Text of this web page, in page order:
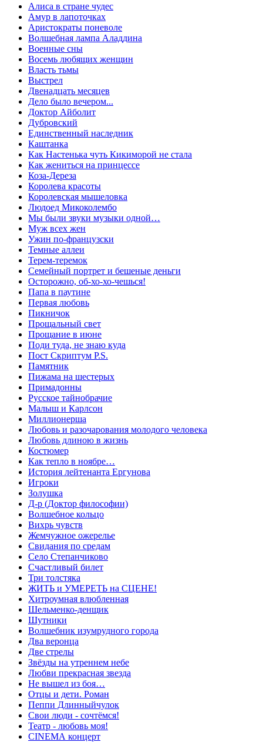
Алиса в стране чудес
Амур в лапоточках
Аристократы поневоле
Волшебная лампа Аладдина
Военные сны
Восемь любящих женщин
Власть тьмы
Выстрел
Двенадцать месяцев
Дело было вечером...
Доктор Айболит
Дубровский
Единственный наследник
Каштанка
Как Настенька чуть Кикиморой не стала
Как жениться на принцессе
Коза-Дереза
Королева красоты
Королевская мышеловка
Людоед Микоколембо
Мы были звуки музыки одной…
Муж всех жен
Ужин по-французски
Темные аллеи
Терем-теремок
Семейный портрет и бешеные деньги
Осторожно, об-хо-хо-чешься!
Папа в паутине
Первая любовь
Пикничок
Прощальный свет
Прощание в июне
Поди туда, не знаю куда
Пост Скриптум P.S.
Памятник
Пижама на шестерых
Примадонны
Русское тайнобрачие
Малыш и Карлсон
Миллионерша
Любовь и разочарования молодого человека
Любовь длиною в жизнь
Костюмер
Как тепло в ноябре…
История лейтенанта Ергунова
Игроки
Золушка
Д-р (Доктор философии)
Волшебное кольцо
Вихрь чувств
Жемчужное ожерелье
Свидания по средам
Село Степанчиково
Счастливый билет
Три толстяка
ЖИТЬ и УМЕРЕТЬ на СЦЕНЕ!
Хитроумная влюбленная
Шельменко-денщик
Шутники
Волшебник изумрудного города
Два веронца
Две стрелы
Звёзды на утреннем небе
Любви прекрасная звезда
Не вышел из боя…
Отцы и дети. Роман
Пеппи Длинныйчулок
Свои люди - сочтёмся!
Театр - любовь моя!
СINЕМА концерт